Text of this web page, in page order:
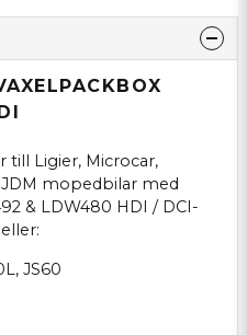
till Ligier, Microcar,
JDM mopedbilar med
& LDW480 HDI / DCI-
JS60